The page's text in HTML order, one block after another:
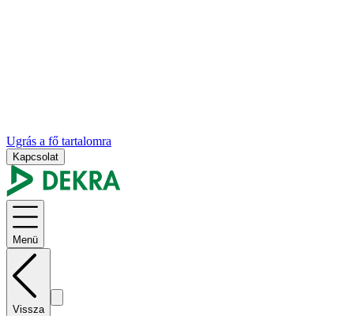
Ugrás a fő tartalomra
Kapcsolat
Menü
Vissza